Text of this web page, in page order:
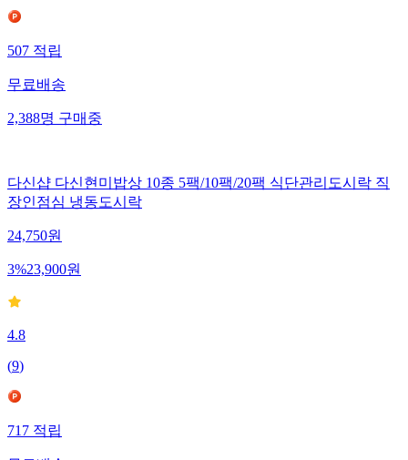
507적립
무료배송
2,388명구매중
다신샵 다신현미밥상 10종 5팩/10팩/20팩 식단관리도시락 직
장인점심 냉동도시락
24,750원
3%23,900원
4.8
(9)
717적립